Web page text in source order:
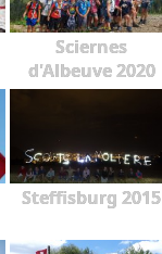
Sciernes
d'Albeuve 2020
Steffisburg 2015